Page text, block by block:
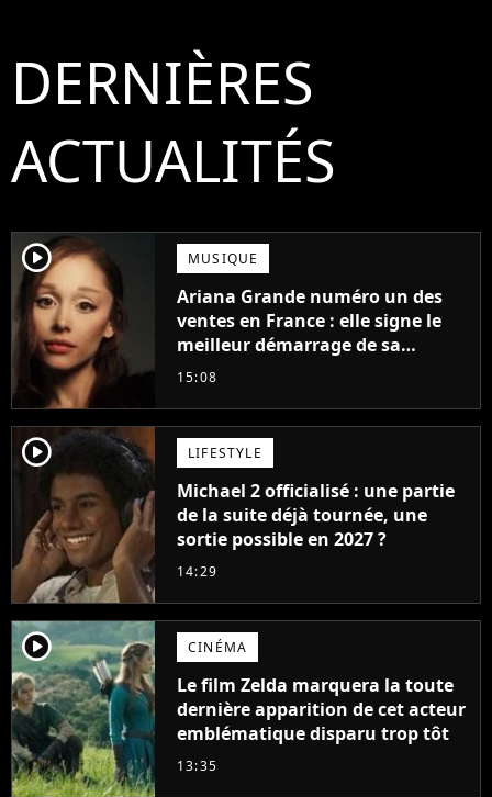
DERNIÈRES
ACTUALITÉS
player2 MUSIQUE
Ariana Grande numéro un des
ventes en France : elle signe le
meilleur démarrage de sa
carrière avec son album Petal
15:08
player2 LIFESTYLE
Michael 2 officialisé : une partie
de la suite déjà tournée, une
sortie possible en 2027 ?
14:29
player2 CINÉMA
Le film Zelda marquera la toute
dernière apparition de cet acteur
emblématique disparu trop tôt
13:35